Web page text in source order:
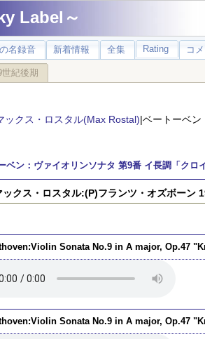
Label～
名録音 新着情報 全集 Rating コ
世紀後期
ックス・ロスタル(Max Rostal)|ベートーベ
ベン：ヴァイオリンソナタ 第9番 イ長調「クロ
クス・ロスタル:(P)フランツ・オズボーン
Sonata No.9 in A major, Op.47
Sonata No.9 in A major, Op.47